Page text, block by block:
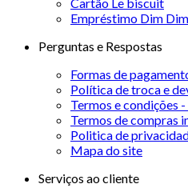
Empréstimo Dim Dim
Perguntas e Respostas
Formas de
Política de troca e
Termos e condições
Termos de compras
Politica de
Mapa do site
Serviços ao cliente